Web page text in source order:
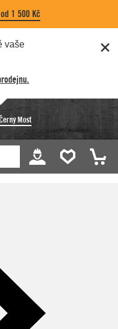
1 500 Kč
vaše
Most